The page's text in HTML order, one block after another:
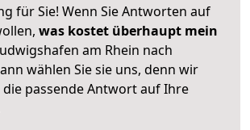
für Sie! Wenn Sie Antworten auf
was kostet überhaupt mein
am Rhein nach
wählen Sie sie uns, denn wir
passende Antwort auf Ihre